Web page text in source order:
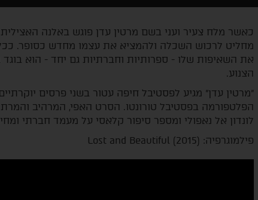
כאשר מלח צעיר ועני בשם מרטין עדן פוגש באלנה
מחליט לרכוש השכלה ולהמציא את עצמו מחדש כסופר.
את השאיפות שלו - ספרותיות וחברתיות גם יחד - הוא בוגד
הצנוע.
"מרטין עדן" מגיע לפסטיבל חיפה עטור בשני פרסים
הפלטפורמה בפסטיבל טורונטו. הסרט האפי, המרהיב
לונדון אל נאפולי ומספר סיפור קלאסי על מעמד חברתי
פילמוגרפיה: Lost and Beautiful (2015)